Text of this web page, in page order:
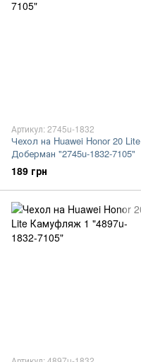
Артикул: 2745u-1832
Чехол на Huawei Honor 20 Lite
Доберман "2745u-1832-7105"
189 грн